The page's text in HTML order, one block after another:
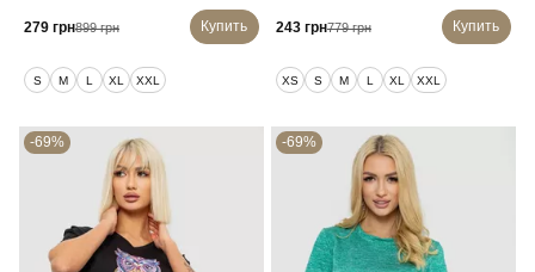
279 грн899 грн Купить
S M L XL XXL
243 грн779 грн Купить
XS S M L XL XXL
-69% -69%